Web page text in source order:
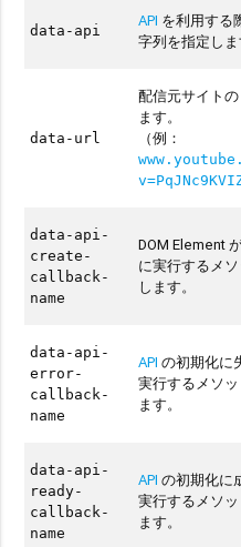
data-api
API を利用する
字列を指定しま
data-url
配信元サイトの
ます。
（例：
data-api-
create-
callback-
name
DOM Element
に実行するメ
します。
data-api-
error-
callback-
name
API の初期化に
実行するメソ
ます。
data-api-
ready-
callback-
name
API の初期化に
実行するメソ
ます。